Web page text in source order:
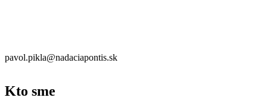
pavol.pikla@nadaciapontis.sk
Kto sme